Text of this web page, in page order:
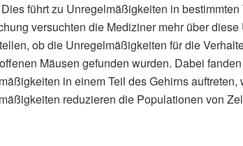
führt zu Unregelmäßigkeiten in
versuchten die Mediziner mehr über
ob die Unregelmäßigkeiten für die
Mäusen gefunden wurden. Dabei
in einem Teil des Gehirns
reduzieren die Populationen von